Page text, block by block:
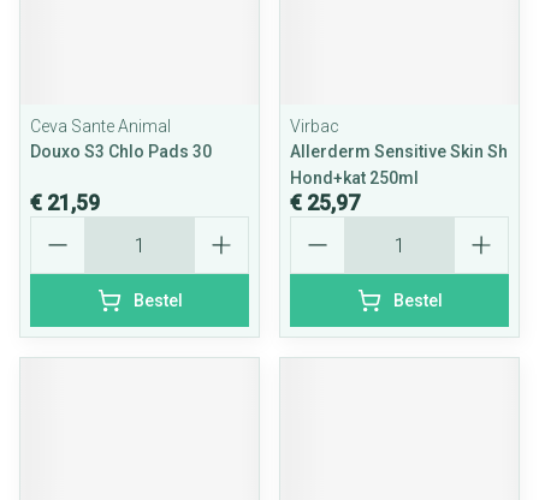
Ceva Sante Animal
Douxo S3 Chlo Pads 30
€ 21,59
Bestel
Virbac
Allerderm Sensitive Skin Sh
Hond+kat 250ml
€ 25,97
Bestel